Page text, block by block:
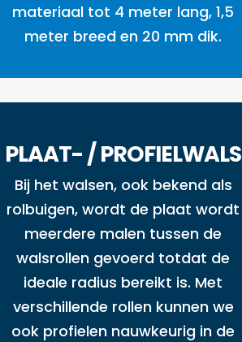
materiaal tot 4 meter lang, 1,5
meter breed en 20 mm dik.
PLAAT- / PROFIELWALS
Bij het walsen, ook bekend als
rolbuigen, wordt de plaat wordt
meerdere malen tussen de
walsrollen gevoerd totdat de
ideale radius bereikt is. Met
verschillende rollen kunnen we
ook profielen nauwkeurig in de